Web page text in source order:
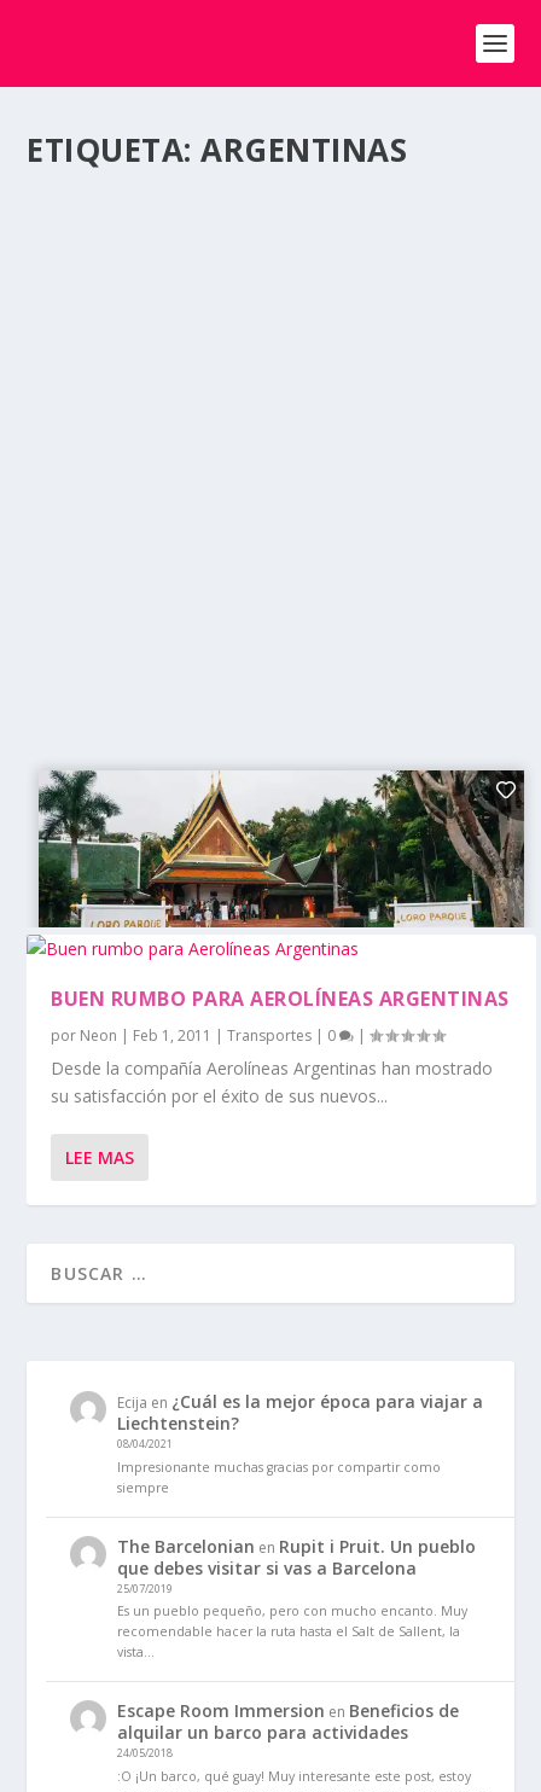
ETIQUETA:ARGENTINAS
BUEN RUMBO PARA AEROLÍNEAS ARGENTINAS
por Neon | Feb 1, 2011 |Transportes | 0 |
Desde la compañía Aerolíneas Argentinas han mostrado
su satisfacción por el éxito de sus nuevos...
LEE MAS
Ecija en ¿Cuál es la mejor época para viajar a
Liechtenstein?
08/04/2021
Impresionante muchas gracias por compartir como
siempre
The Barcelonian en Rupit i Pruit. Un pueblo
que debes visitar si vas a Barcelona
25/07/2019
Es un pueblo pequeño, pero con mucho encanto. Muy
recomendable hacer la ruta hasta el Salt de Sallent, la
vista…
Escape Room Immersion en Beneficios de
alquilar un barco para actividades
24/05/2018
:O ¡Un barco, qué guay! Muy interesante este post, estoy